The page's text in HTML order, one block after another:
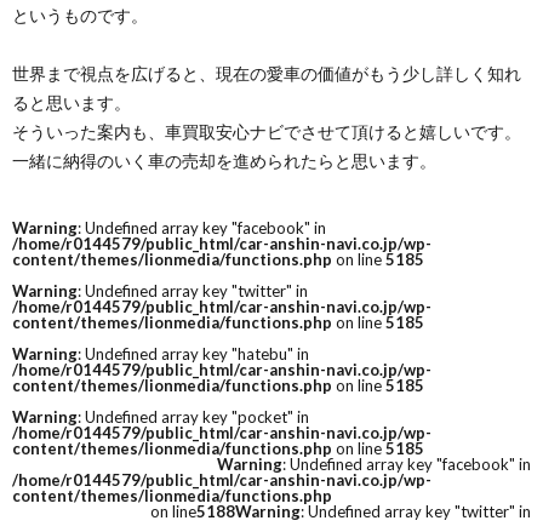
というものです。
世界まで視点を広げると、現在の愛車の価値がもう少し詳しく知れ
ると思います。
そういった案内も、車買取安心ナビでさせて頂けると嬉しいです。
一緒に納得のいく車の売却を進められたらと思います。
Warning: Undefined array key "facebook" in
/home/r0144579/public_html/car-anshin-navi.co.jp/wp-
content/themes/lionmedia/functions.php on line5185
Warning: Undefined array key "twitter" in
/home/r0144579/public_html/car-anshin-navi.co.jp/wp-
content/themes/lionmedia/functions.php on line5185
Warning: Undefined array key "hatebu" in
/home/r0144579/public_html/car-anshin-navi.co.jp/wp-
content/themes/lionmedia/functions.php on line5185
Warning: Undefined array key "pocket" in
/home/r0144579/public_html/car-anshin-navi.co.jp/wp-
content/themes/lionmedia/functions.php on line5185
Warning: Undefined array key "facebook" in
/home/r0144579/public_html/car-anshin-navi.co.jp/wp-
content/themes/lionmedia/functions.php
on line5188Warning: Undefined array key "twitter" in